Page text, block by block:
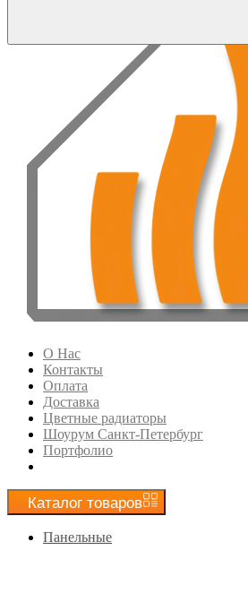
О Нас
Контакты
Оплата
Доставка
Цветные радиаторы
Шоурум Санкт-Петербург
Портфолио
Каталог товаров
Панельные